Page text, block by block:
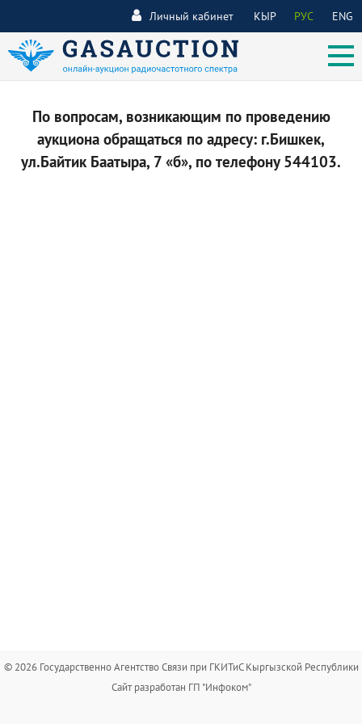
КЫР РУС ENG
Личный кабинет
По вопросам, возникающим по проведению
аукциона обращаться по адресу: г.Бишкек,
ул.Байтик Баатыра, 7 «б», по телефону 544103.
© 2026 Государственно Агентство Связи при ГКИТиС Кыргызской Республики
Сайт разработан ГП "Инфоком"